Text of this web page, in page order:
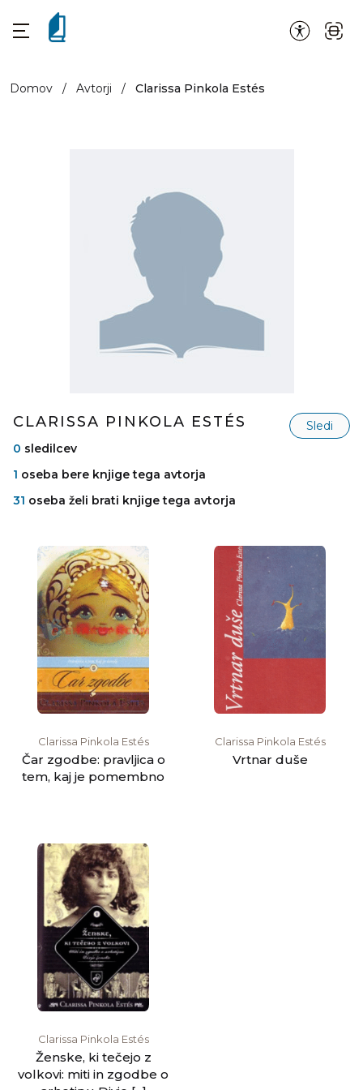
Domov / Avtorji / Clarissa Pinkola Estés
CLARISSA PINKOLA ESTÉS
Sledi
0 sledilcev
1 oseba bere knjige tega avtorja
31 oseba želi brati knjige tega avtorja
Clarissa Pinkola Estés
Čar zgodbe: pravljica o
tem, kaj je pomembno
Clarissa Pinkola Estés
Vrtnar duše
Clarissa Pinkola Estés
Ženske, ki tečejo z
volkovi: miti in zgodbe o